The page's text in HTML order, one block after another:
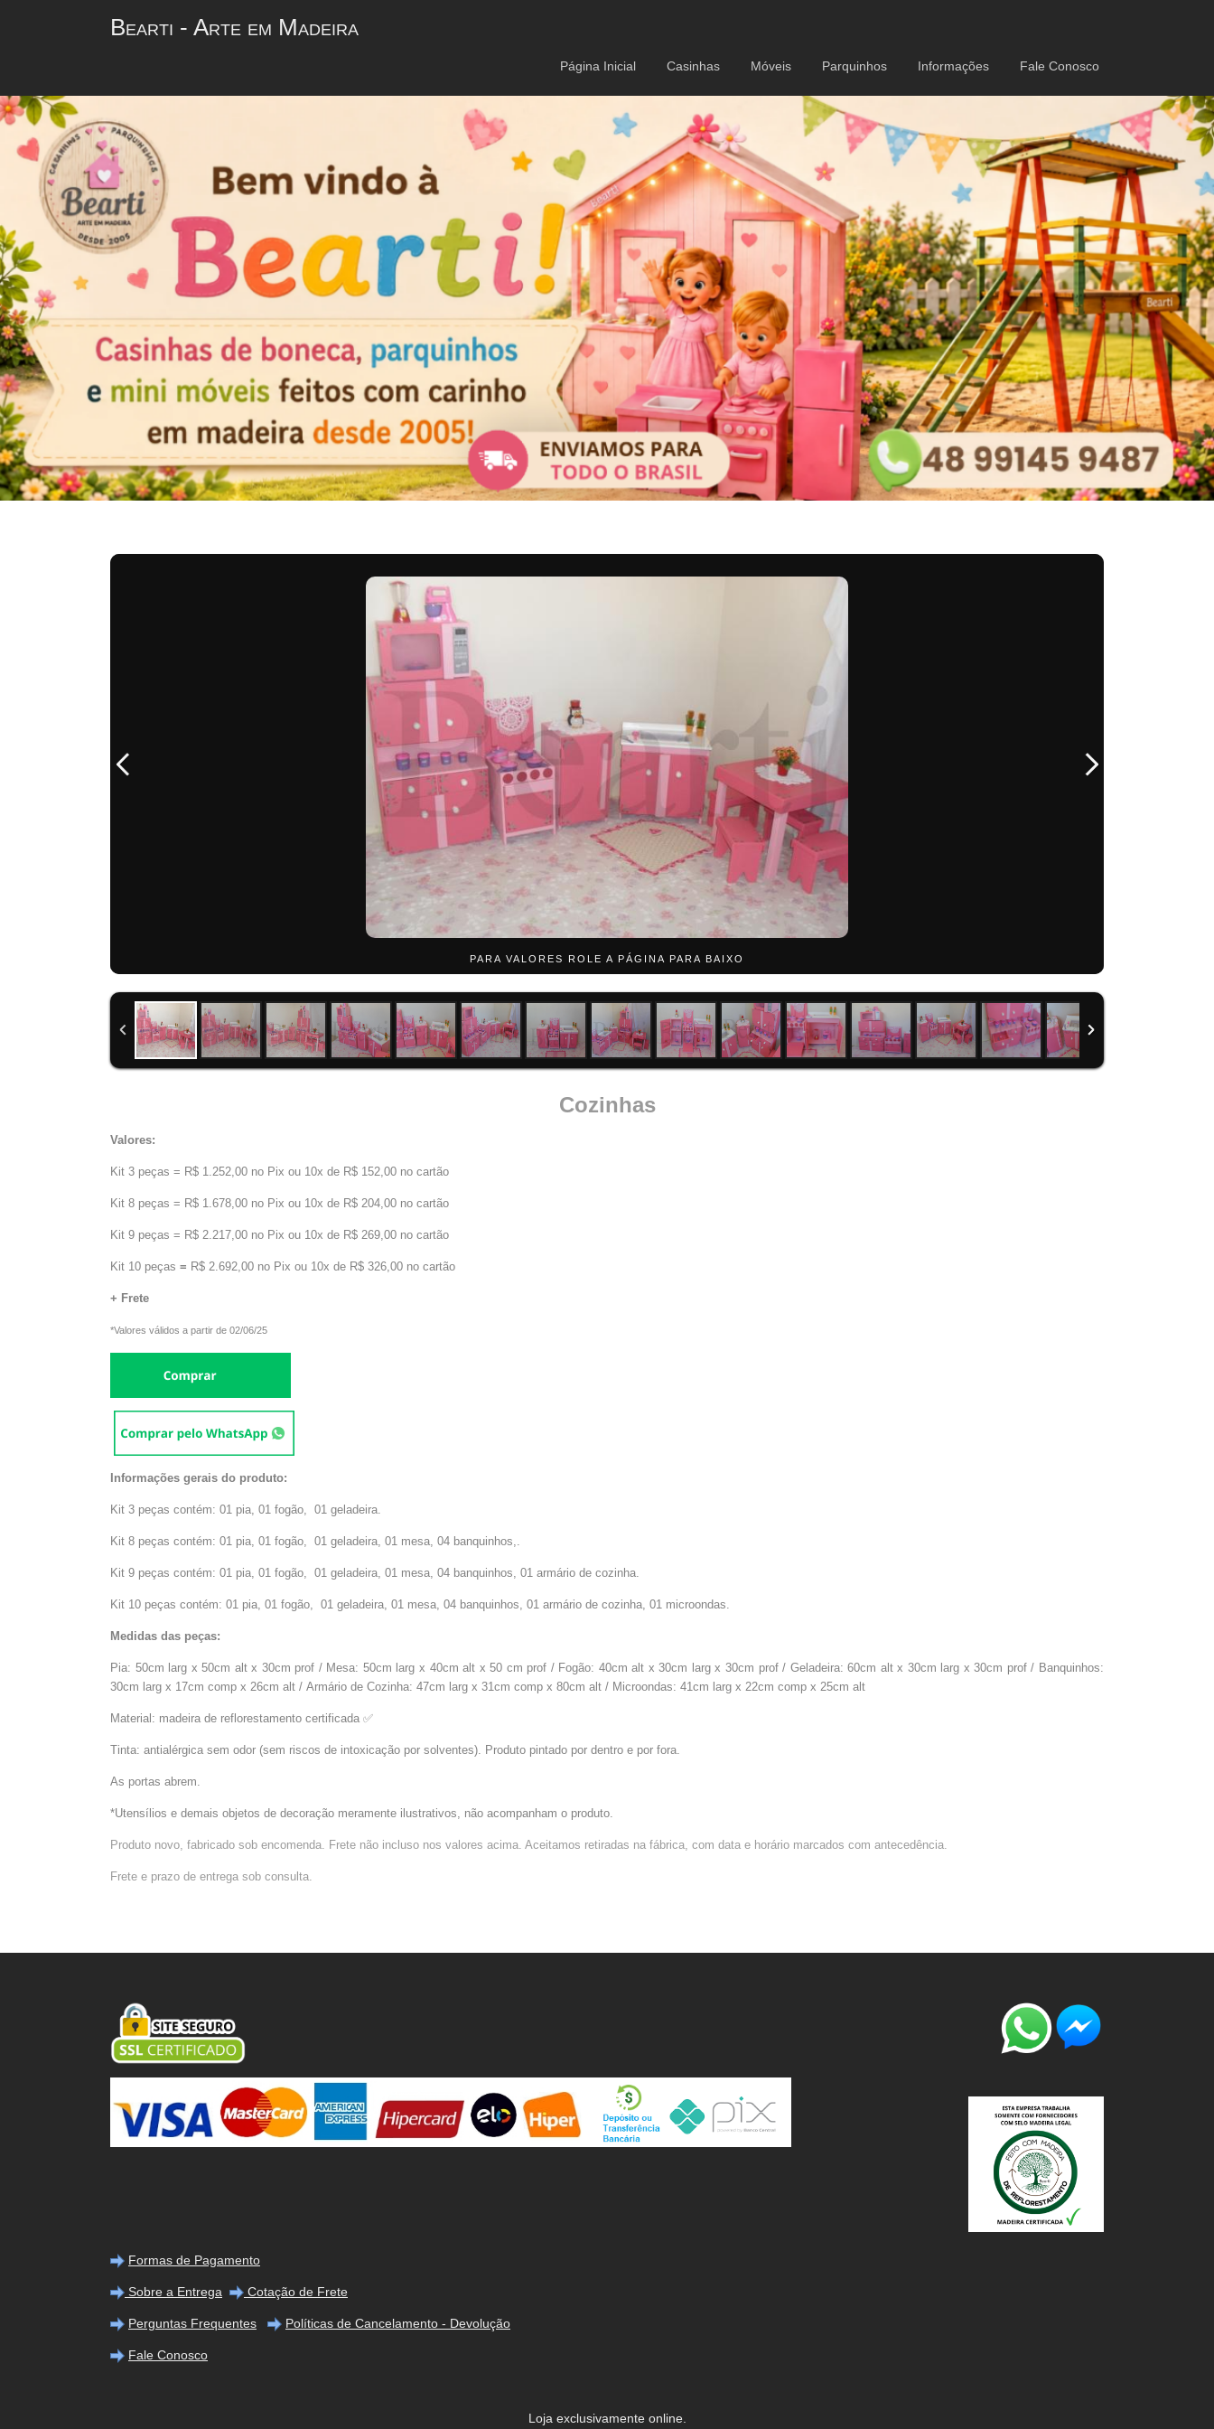
Bearti - Arte em Madeira
Página Inicial Casinhas Móveis Parquinhos Informações Fale Conosco
PARA VALORES ROLE A PÁGINA PARA BAIXO
Cozinhas
Valores:
Kit 3 peças = R$ 1.252,00 no Pix ou 10x de R$ 152,00 no cartão
Kit 8 peças = R$ 1.678,00 no Pix ou 10x de R$ 204,00 no cartão
Kit 9 peças = R$ 2.217,00 no Pix ou 10x de R$ 269,00 no cartão
Kit 10 peças = R$ 2.692,00 no Pix ou 10x de R$ 326,00 no cartão
+ Frete
*Valores válidos a partir de 02/06/25
Informações gerais do produto:
Kit 3 peças contém: 01 pia, 01 fogão, 01 geladeira.
Kit 8 peças contém: 01 pia, 01 fogão, 01 geladeira, 01 mesa, 04 banquinhos,.
Kit 9 peças contém: 01 pia, 01 fogão, 01 geladeira, 01 mesa, 04 banquinhos, 01 armário de cozinha.
Kit 10 peças contém: 01 pia, 01 fogão, 01 geladeira, 01 mesa, 04 banquinhos, 01 armário de cozinha, 01 microondas.
Medidas das peças:
Pia: 50cm larg x 50cm alt x 30cm prof / Mesa: 50cm larg x 40cm alt x 50 cm prof / Fogão: 40cm alt x 30cm larg x 30cm prof / Geladeira: 60cm alt x 30cm larg x 30cm prof / Banquinhos:
30cm larg x 17cm comp x 26cm alt / Armário de Cozinha: 47cm larg x 31cm comp x 80cm alt / Microondas: 41cm larg x 22cm comp x 25cm alt
Material: madeira de reflorestamento certificada ✅️
Tinta: antialérgica sem odor (sem riscos de intoxicação por solventes). Produto pintado por dentro e por fora.
As portas abrem.
*Utensílios e demais objetos de decoração meramente ilustrativos, não acompanham o produto.
Produto novo, fabricado sob encomenda. Frete não incluso nos valores acima. Aceitamos retiradas na fábrica, com data e horário marcados com antecedência.
Frete e prazo de entrega sob consulta.
Formas de Pagamento
Sobre a Entrega Cotação de Frete
Perguntas Frequentes Políticas de Cancelamento - Devolução
Fale Conosco
Loja exclusivamente online.